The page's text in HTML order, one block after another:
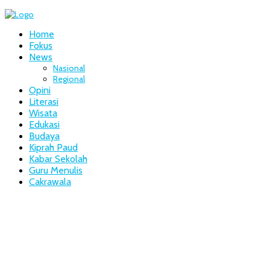
Home
Fokus
News
Nasional
Regional
Opini
Literasi
Wisata
Edukasi
Budaya
Kiprah Paud
Kabar Sekolah
Guru Menulis
Cakrawala